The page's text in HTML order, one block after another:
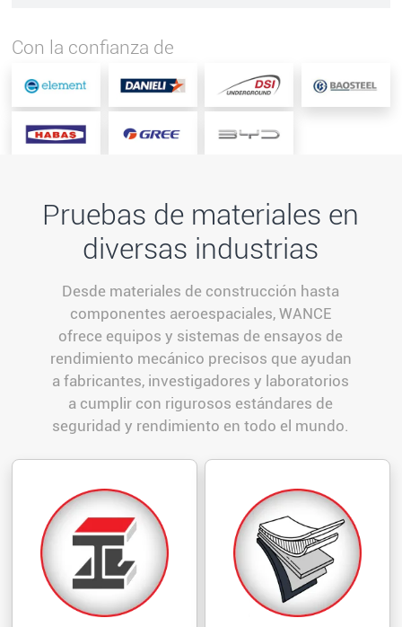
Con la confianza de
Pruebas de materiales en
diversas industrias
Desde materiales de construcción hasta
componentes aeroespaciales, WANCE
ofrece equipos y sistemas de ensayos de
rendimiento mecánico precisos que ayudan
a fabricantes, investigadores y laboratorios
a cumplir con rigurosos estándares de
seguridad y rendimiento en todo el mundo.